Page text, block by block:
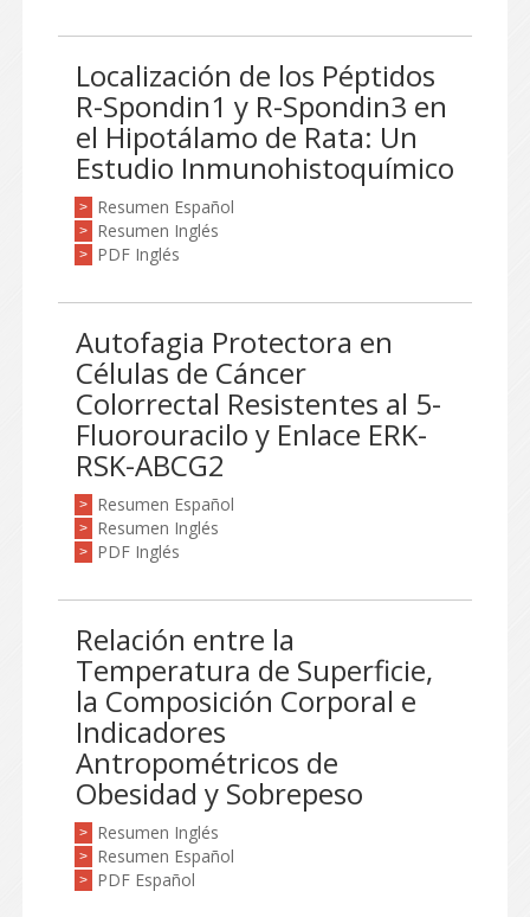
Localización de los Péptidos
R-Spondin1 y R-Spondin3 en
el Hipotálamo de Rata: Un
Estudio Inmunohistoquímico
> Resumen Español
> Resumen Inglés
> PDF Inglés
Autofagia Protectora en
Células de Cáncer
Colorrectal Resistentes al 5-
Fluorouracilo y Enlace ERK-
RSK-ABCG2
> Resumen Español
> Resumen Inglés
> PDF Inglés
Relación entre la
Temperatura de Superficie,
la Composición Corporal e
Indicadores
Antropométricos de
Obesidad y Sobrepeso
> Resumen Inglés
> Resumen Español
> PDF Español